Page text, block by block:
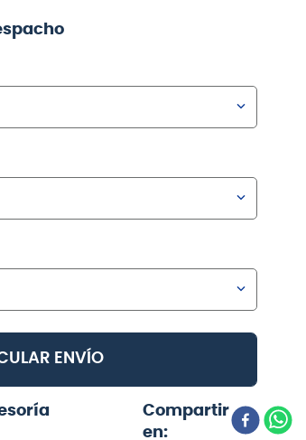
ENVÍO